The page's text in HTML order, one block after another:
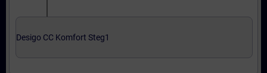
Desigo CC Komfort Steg1